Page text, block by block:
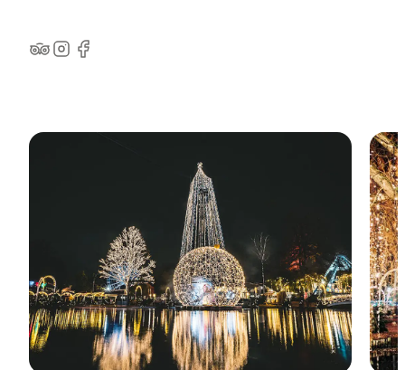
TripAdvisor
Instagram
Facebook